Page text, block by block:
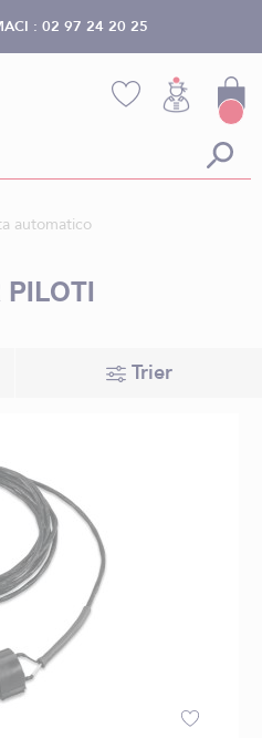
: 02 97 24 20 25
automatico
PILOTI
Trier